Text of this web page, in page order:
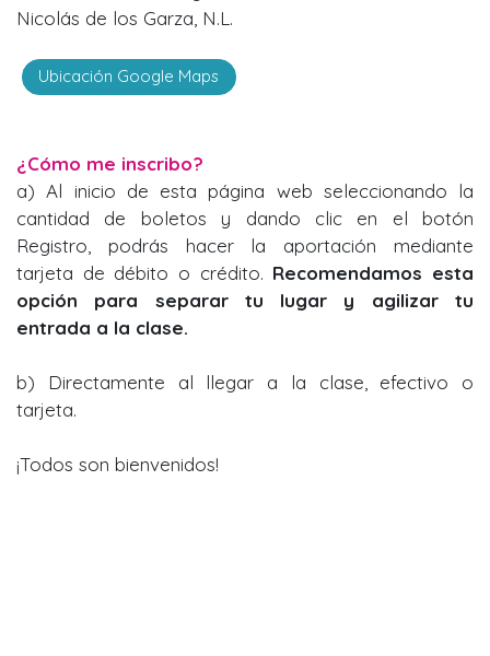
Nicolás de los Garza, N.L.
Ubicación Google Maps
¿Cómo me inscribo?
a) Al inicio de esta página web seleccionando la
cantidad de boletos y dando clic en el botón
Registro, podrás hacer la aportación mediante
tarjeta de débito o crédito. Recomendamos esta
opción para separar tu lugar y agilizar tu
entrada a la clase.
b) Directamente al llegar a la clase, efectivo o
tarjeta.
¡Todos son bienvenidos!